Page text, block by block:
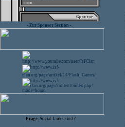
- Zur Sponsor Section -
Frage: Social Links sind ?